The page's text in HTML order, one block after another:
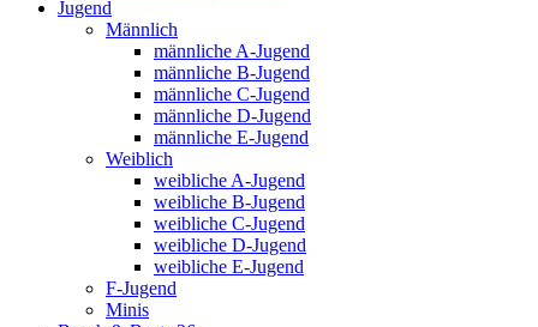
Jugend
Männlich
männliche A-Jugend
männliche B-Jugend
männliche C-Jugend
männliche D-Jugend
männliche E-Jugend
Weiblich
weibliche A-Jugend
weibliche B-Jugend
weibliche C-Jugend
weibliche D-Jugend
weibliche E-Jugend
F-Jugend
Minis